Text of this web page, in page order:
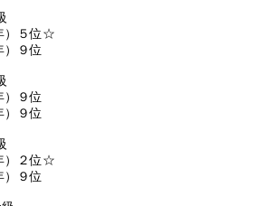
）５位☆
９位
９位
９位
）２位☆
９位